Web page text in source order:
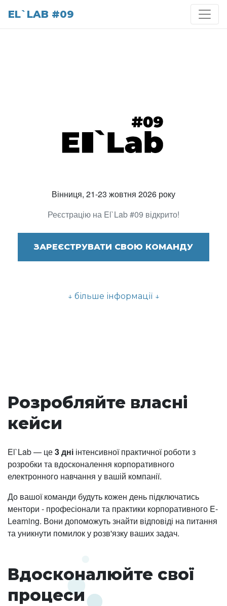
EL`LAB #09
Вінниця, 21-23 жовтня 2026 року
Реєстрацію на El`Lab #09 відкрито!
ЗАРЕЄСТРУВАТИ СВОЮ КОМАНДУ
↓ більше інформації ↓
Розробляйте власні
кейси
El`Lab — це3 дні інтенсивної практичної роботи з
розробки та вдосконалення корпоративного
електронного навчання у вашій компанії.
До вашої команди будуть кожен день підключатись
ментори - професіонали та практики корпоративного E-
Learning. Вони допоможуть знайти відповіді на питання
та уникнути помилок у розв'язку ваших задач.
Вдосконалюйте свої
процеси